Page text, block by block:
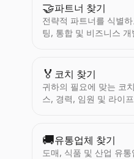
🤝파트너 찾기
전략적 파트너를 식별
팅, 통합 및 비즈니스 개
🏅 코치 찾기
귀하의 필요에 맞는 코
스, 경력, 임원 및 라이
🚚유통업체 찾기
도매, 식품 및 산업 유